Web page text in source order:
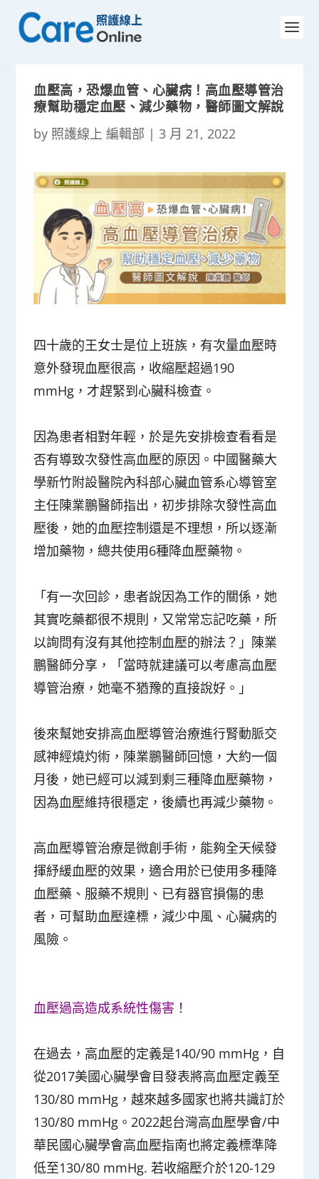
血壓高，恐爆血管、心臟病！高血壓導管治
療幫助穩定血壓、減少藥物，醫師圖文解說
by 照護線上 編輯部 |3 月 21, 2022
四十歲的王女士是位上班族，有次量血壓時
意外發現血壓很高，收縮壓超過190
mmHg，才趕緊到心臟科檢查。
因為患者相對年輕，於是先安排檢查看看是
否有導致次發性高血壓的原因。中國醫藥大
學新竹附設醫院內科部心臟血管系心導管室
主任陳業鵬醫師指出，初步排除次發性高血
壓後，她的血壓控制還是不理想，所以逐漸
增加藥物，總共使用6種降血壓藥物。
「有一次回診，患者說因為工作的關係，她
其實吃藥都很不規則，又常常忘記吃藥，所
以詢問有沒有其他控制血壓的辦法？」陳業
鵬醫師分享，「當時就建議可以考慮高血壓
導管治療，她毫不猶豫的直接說好。」
後來幫她安排高血壓導管治療進行腎動脈交
感神經燒灼術，陳業鵬醫師回憶，大約一個
月後，她已經可以減到剩三種降血壓藥物，
因為血壓維持很穩定，後續也再減少藥物。
高血壓導管治療是微創手術，能夠全天候發
揮紓緩血壓的效果，適合用於已使用多種降
血壓藥、服藥不規則、已有器官損傷的患
者，可幫助血壓達標，減少中風、心臟病的
風險。
血壓過高造成系統性傷害！
在過去，高血壓的定義是140/90 mmHg，自
從2017美國心臟學會目發表將高血壓定義至
130/80 mmHg，越來越多國家也將共識訂於
130/80 mmHg。2022起台灣高血壓學會/中
華民國心臟學會高血壓指南也將定義標準降
低至130/80 mmHg. 若收縮壓介於120-129